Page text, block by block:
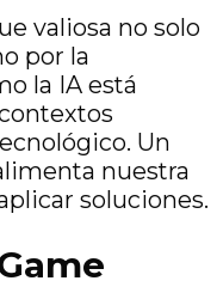
valiosa no solo
por la
la IA está
Un
nuestra
soluciones.